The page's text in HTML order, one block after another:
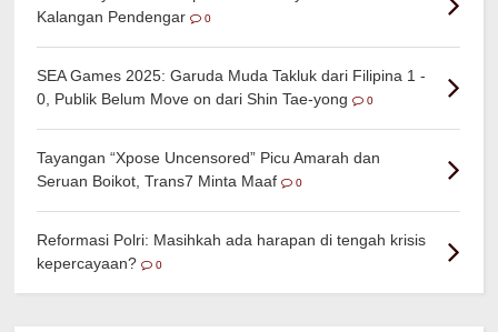
Kalangan Pendengar
0
SEA Games 2025: Garuda Muda Takluk dari Filipina 1 -
0, Publik Belum Move on dari Shin Tae-yong
0
Tayangan “Xpose Uncensored” Picu Amarah dan
Seruan Boikot, Trans7 Minta Maaf
0
Reformasi Polri: Masihkah ada harapan di tengah krisis
kepercayaan?
0